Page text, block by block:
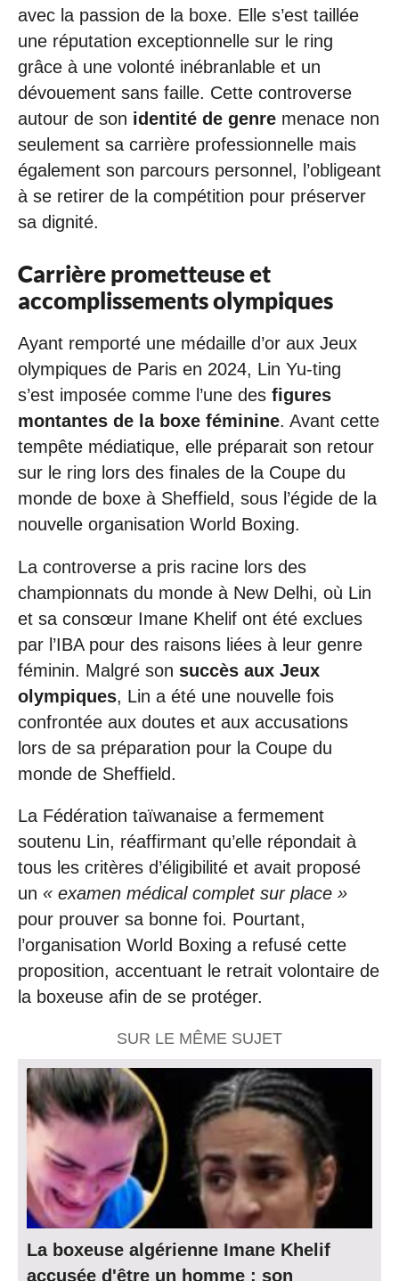
avec la passion de la boxe. Elle s’est taillée
une réputation exceptionnelle sur le ring
grâce à une volonté inébranlable et un
dévouement sans faille. Cette controverse
autour de son identité de genre menace non
seulement sa carrière professionnelle mais
également son parcours personnel, l’obligeant
à se retirer de la compétition pour préserver
sa dignité.
Carrière prometteuse et
accomplissements olympiques
Ayant remporté une médaille d’or aux Jeux
olympiques de Paris en 2024, Lin Yu-ting
s’est imposée comme l’une des figures
montantes de la boxe féminine. Avant cette
tempête médiatique, elle préparait son retour
sur le ring lors des finales de la Coupe du
monde de boxe à Sheffield, sous l’égide de la
nouvelle organisation World Boxing.
La controverse a pris racine lors des
championnats du monde à New Delhi, où Lin
et sa consœur Imane Khelif ont été exclues
par l’IBA pour des raisons liées à leur genre
féminin. Malgré son succès aux Jeux
olympiques, Lin a été une nouvelle fois
confrontée aux doutes et aux accusations
lors de sa préparation pour la Coupe du
monde de Sheffield.
La Fédération taïwanaise a fermement
soutenu Lin, réaffirmant qu’elle répondait à
tous les critères d’éligibilité et avait proposé
un « examen médical complet sur place »
pour prouver sa bonne foi. Pourtant,
l’organisation World Boxing a refusé cette
proposition, accentuant le retrait volontaire de
la boxeuse afin de se protéger.
SUR LE MÊME SUJET
La boxeuse algérienne Imane Khelif
accusée d'être un homme : son